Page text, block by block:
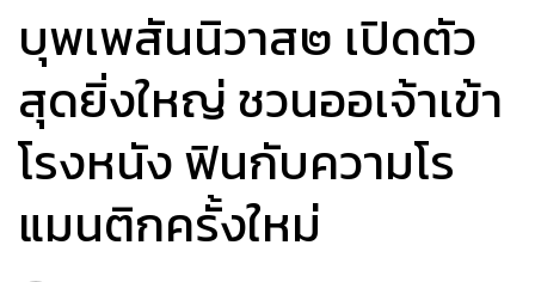
บุพเพสันนิวาส๒ เปิดตัว
สุดยิ่งใหญ่ ชวนออเจ้าเข้า
โรงหนัง ฟินกับความโร
แมนติกครั้งใหม่